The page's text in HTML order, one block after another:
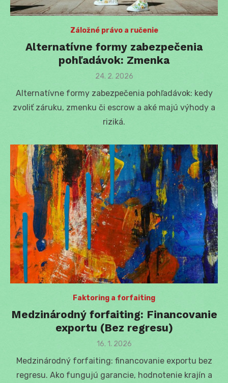
Záložné právo a ručenie
Alternatívne formy zabezpečenia
pohľadávok: Zmenka
Posted
24. 2. 2026
Alternatívne formy zabezpečenia pohľadávok: kedy
zvoliť záruku, zmenku či escrow a aké majú výhody a
riziká.
Faktoring a forfaiting
Medzinárodný forfaiting: Financovanie
exportu (Bez regresu)
Posted
16. 1. 2026
Medzinárodný forfaiting: financovanie exportu bez
regresu. Ako fungujú garancie, hodnotenie krajín a